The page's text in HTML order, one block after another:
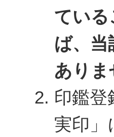
ている
ば、当
ありま
印鑑登
実印」